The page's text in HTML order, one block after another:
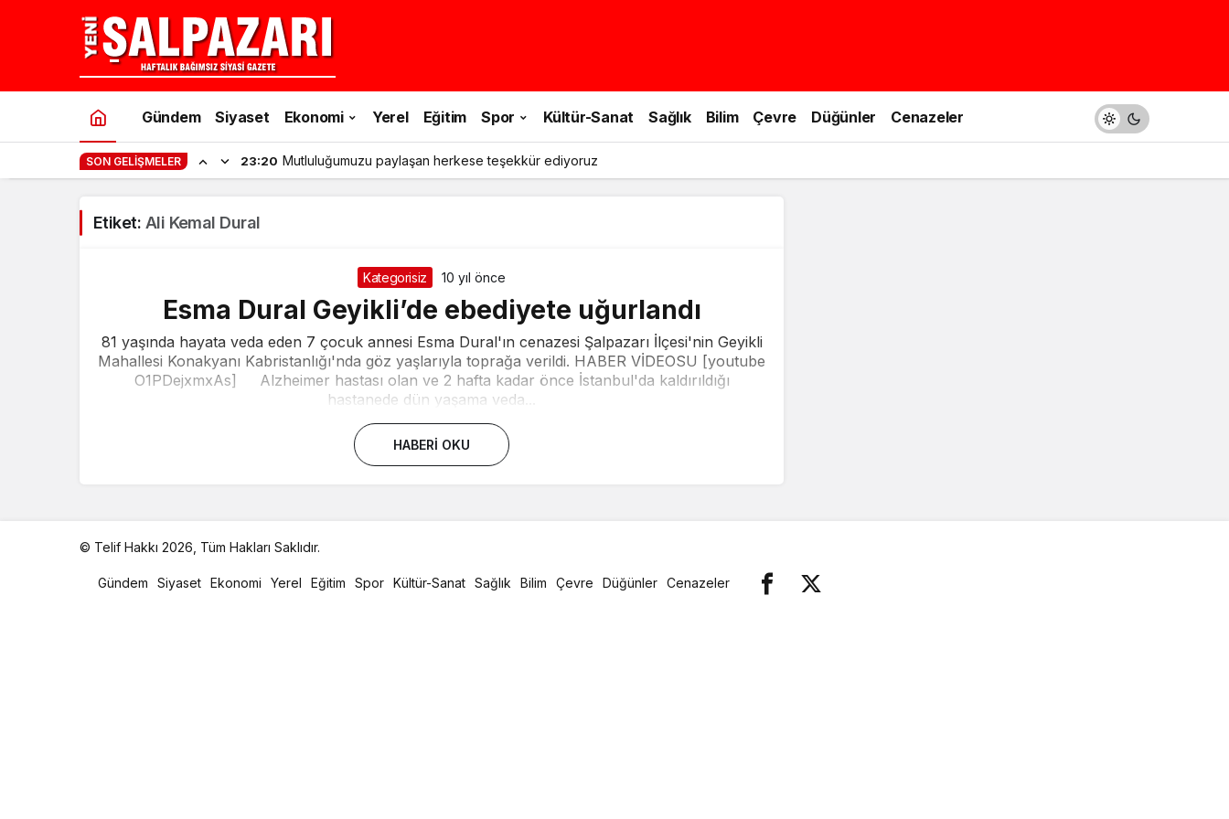
Gündem Siyaset Ekonomi Yerel Eğitim Spor Kültür-Sanat Sağlık Bilim Çevre Düğünler Cenazeler
SON GELIŞMELER 23:20 Mutluluğumuzu paylaşan herkese teşekkür ediyoruz
Etiket: Ali Kemal Dural
Kategorisiz 10 yıl önce
Esma Dural Geyikli’de ebediyete uğurlandı
81 yaşında hayata veda eden 7 çocuk annesi Esma Dural'ın cenazesi Şalpazarı İlçesi'nin Geyikli
Mahallesi Konakyanı Kabristanlığı'nda göz yaşlarıyla toprağa verildi. HABER VİDEOSU [youtube
O1PDejxmxAs] Alzheimer hastası olan ve 2 hafta kadar önce İstanbul'da kaldırıldığı
hastanede dün yaşama veda...
HABERI OKU
© Telif Hakkı 2026, Tüm Hakları Saklıdır.
otoGündem Siyaset Ekonomi Yerel Eğitim Spor Kültür-Sanat Sağlık Bilim Çevre Düğünler Cenazeler